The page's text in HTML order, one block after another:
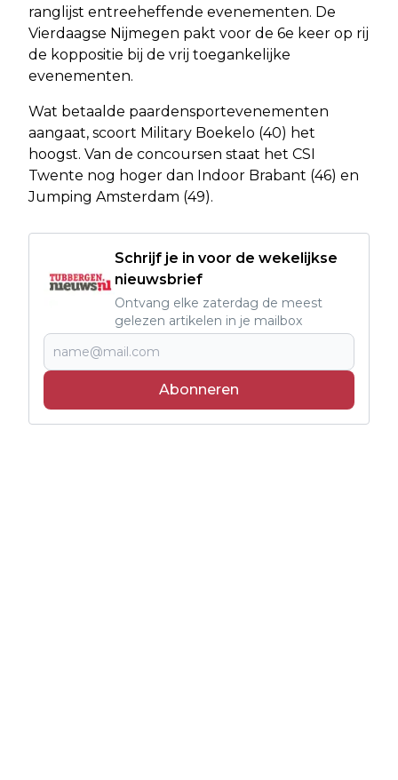
ranglijst entreeheffende evenementen. De
Vierdaagse Nijmegen pakt voor de 6e keer op rij
de koppositie bij de vrij toegankelijke
evenementen.
Wat betaalde paardensportevenementen
aangaat, scoort Military Boekelo (40) het
hoogst. Van de concoursen staat het CSI
Twente nog hoger dan Indoor Brabant (46) en
Jumping Amsterdam (49).
Schrijf je in voor de wekelijkse
nieuwsbrief
Ontvang elke zaterdag de meest
gelezen artikelen in je mailbox
Abonneren